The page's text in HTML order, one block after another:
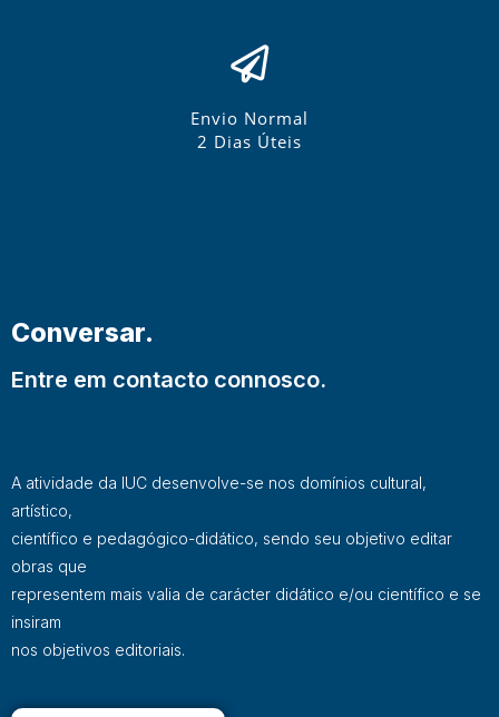
Envio Normal
2 Dias Úteis
Conversar.
Entre em contacto connosco.
A atividade da IUC desenvolve-se nos domínios cultural,
artístico,
científico e pedagógico-didático, sendo seu objetivo editar
obras que
representem mais valia de carácter didático e/ou científico e se
insiram
nos objetivos editoriais.